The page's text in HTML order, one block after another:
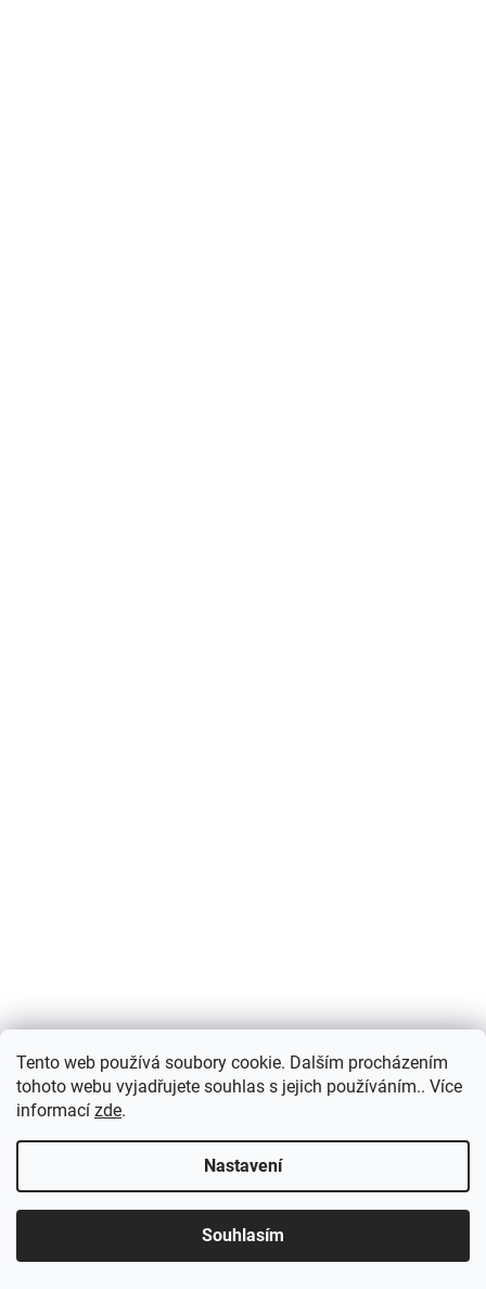
Tento web používá soubory cookie. Dalším procházením
tohoto webu vyjadřujete souhlas s jejich používáním.. Více
informací zde.
Nastavení
Souhlasím